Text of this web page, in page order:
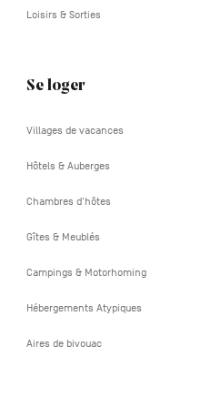
Loisirs & Sorties
Se loger
Villages de vacances
Hôtels & Auberges
Chambres d'hôtes
Gîtes & Meublés
Campings & Motorhoming
Hébergements Atypiques
Aires de bivouac